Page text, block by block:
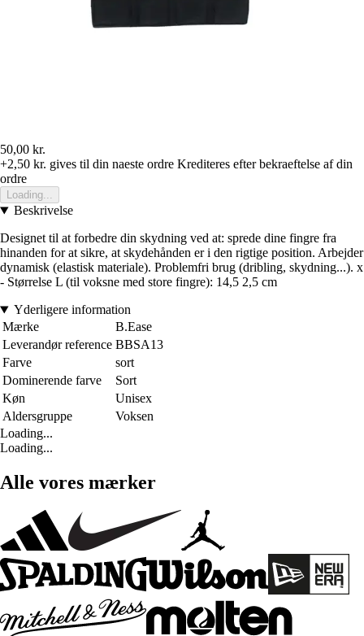
50,00 kr.
+2,50 kr. gives til din naeste ordre Krediteres efter bekraeftelse af din
ordre
Loading...
Beskrivelse
Designet til at forbedre din skydning ved at: sprede dine fingre fra
hinanden for at sikre, at skydehånden er i den rigtige position. Arbejder
dynamisk (elastisk materiale). Problemfri brug (dribling, skydning...). x
- Størrelse L (til voksne med store fingre): 14,5 2,5 cm
Yderligere information
Mærke
B.Ease
Leverandør reference BBSA13
Farve
sort
Dominerende farve
Sort
Køn
Unisex
Aldersgruppe
Voksen
Loading...
Loading...
Alle vores mærker